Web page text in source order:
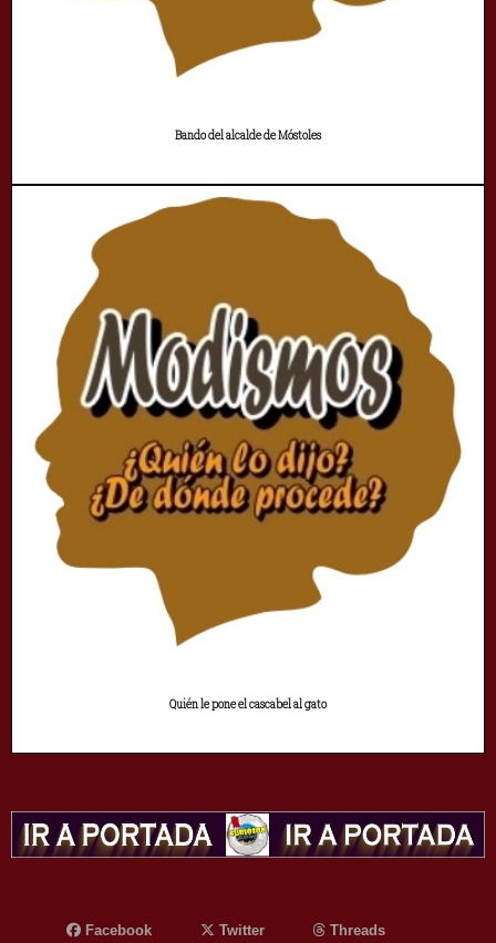
Bando del alcalde de Móstoles
Quién le pone el cascabel al gato
Facebook Twitter Threads